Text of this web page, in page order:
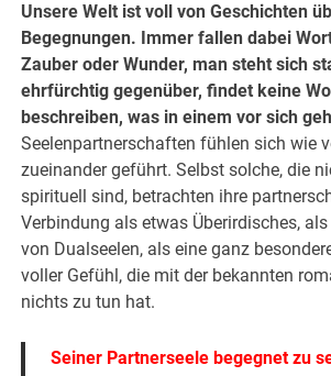
Unsere Welt ist voll von Geschichten
Begegnungen. Immer fallen dabei
Zauber oder Wunder, man steht sich
ehrfürchtig gegenüber, findet keine
beschreiben, was in einem vor sich
Seelenpartnerschaften fühlen sich wie
zueinander geführt. Selbst solche, die
spirituell sind, betrachten ihre
Verbindung als etwas Überirdisches,
von Dualseelen, als eine ganz
voller Gefühl, die mit der bekannten
nichts zu tun hat.
Seiner Partnerseele begegnet zu